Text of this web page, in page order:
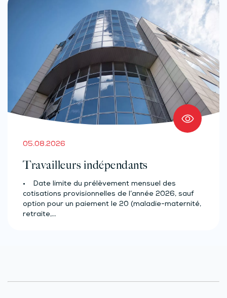
05.08.2026
Travailleurs indépendants
• Date limite du prélèvement mensuel des
cotisations provisionnelles de l’année 2026, sauf
option pour un paiement le 20 (maladie-maternité,
retraite,…